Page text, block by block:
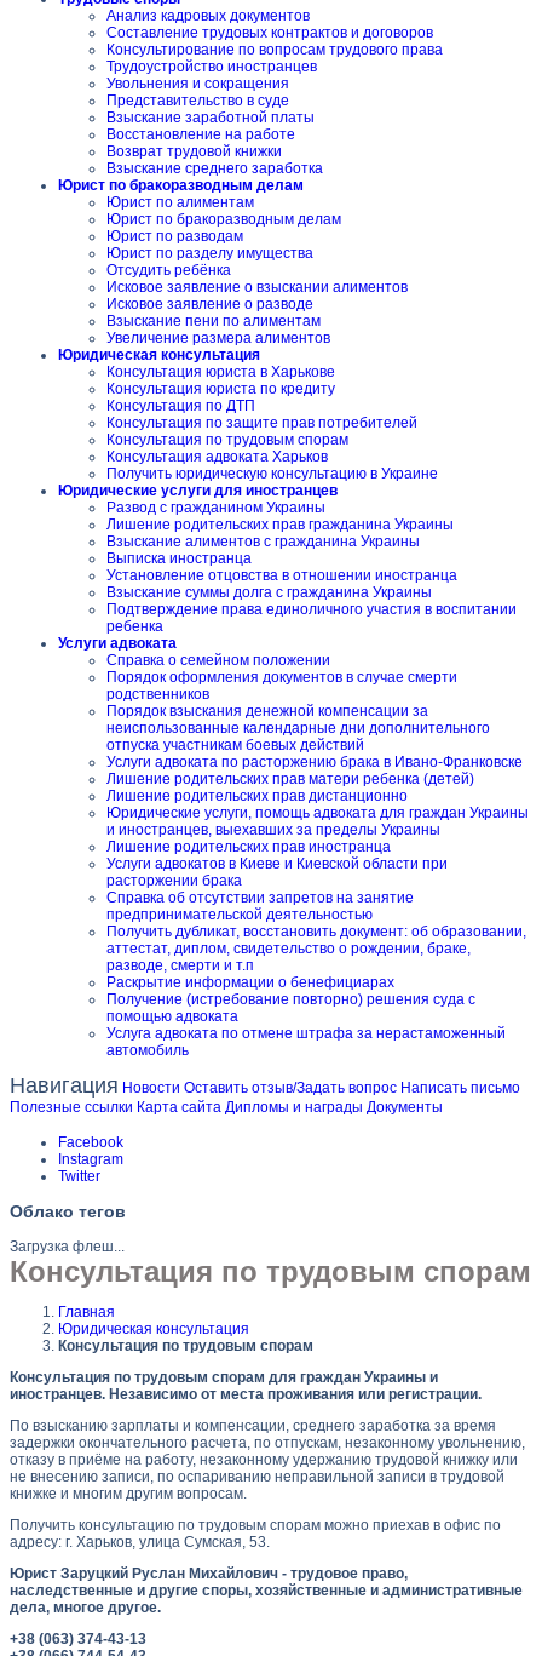
Анализ кадровых документов
Составление трудовых контрактов и договоров
Консультирование по вопросам трудового права
Трудоустройство иностранцев
Увольнения и сокращения
Представительство в суде
Взыскание заработной платы
Восстановление на работе
Возврат трудовой книжки
Взыскание среднего заработка
Юрист по бракоразводным делам
Юрист по алиментам
Юрист по бракоразводным делам
Юрист по разводам
Юрист по разделу имущества
Отсудить ребёнка
Исковое заявление о взыскании алиментов
Исковое заявление о разводе
Взыскание пени по алиментам
Увеличение размера алиментов
Юридическая консультация
Консультация юриста в Харькове
Консультация юриста по кредиту
Консультация по ДТП
Консультация по защите прав потребителей
Консультация по трудовым спорам
Консультация адвоката Харьков
Получить юридическую консультацию в Украине
Юридические услуги для иностранцев
Развод с гражданином Украины
Лишение родительских прав гражданина Украины
Взыскание алиментов с гражданина Украины
Выписка иностранца
Установление отцовства в отношении иностранца
Взыскание суммы долга с гражданина Украины
Подтверждение права единоличного участия в воспитании
ребенка
Услуги адвоката
Справка о семейном положении
Порядок оформления документов в случае смерти
родственников
Порядок взыскания денежной компенсации за
неиспользованные календарные дни дополнительного
отпуска участникам боевых действий
Услуги адвоката по расторжению брака в Ивано-Франковске
Лишение родительских прав матери ребенка (детей)
Лишение родительских прав дистанционно
Юридические услуги, помощь адвоката для граждан Украины
и иностранцев, выехавших за пределы Украины
Лишение родительских прав иностранца
Услуги адвокатов в Киеве и Киевской области при
расторжении брака
Справка об отсутствии запретов на занятие
предпринимательской деятельностью
Получить дубликат, восстановить документ: об образовании,
аттестат, диплом, свидетельство о рождении, браке,
разводе, смерти и т.п
Раскрытие информации о бенефициарах
Получение (истребование повторно) решения суда с
помощью адвоката
Услуга адвоката по отмене штрафа за нерастаможенный
автомобиль
Навигация Новости Оставить отзыв/Задать вопрос Написать письмо
Полезные ссылки Карта сайта Дипломы и награды Документы
Facebook
Instagram
Twitter
Облако тегов
Загрузка флеш...
Консультация по трудовым спорам
Главная
Юридическая консультация
Консультация по трудовым спорам
Консультация по трудовым спорам для граждан Украины и
иностранцев. Независимо от места проживания или регистрации.
По взысканию зарплаты и компенсации, среднего заработка за время
задержки окончательного расчета, по отпускам, незаконному увольнению,
отказу в приёме на работу, незаконному удержанию трудовой книжку или
не внесению записи, по оспариванию неправильной записи в трудовой
книжке и многим другим вопросам.
Получить консультацию по трудовым спорам можно приехав в офис по
адресу: г. Харьков, улица Сумская, 53.
Юрист Заруцкий Руслан Михайлович - трудовое право,
наследственные и другие споры, хозяйственные и административные
дела, многое другое.
+38 (063) 374-43-13